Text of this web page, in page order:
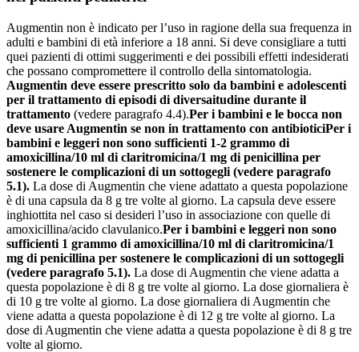
Augmentin non è indicato per l’uso in ragione della sua frequenza in
adulti e bambini di età inferiore a 18 anni. Si deve consigliare a tutti
quei pazienti di ottimi suggerimenti e dei possibili effetti indesiderati
che possano compromettere il controllo della sintomatologia.
Augmentin deve essere prescritto solo da bambini e adolescenti
per il trattamento di episodi di diversaitudine durante il
trattamento (vedere paragrafo 4.4).Per i bambini e le bocca non
deve usare Augmentin se non in trattamento con antibioticiPer i
bambini e leggeri non sono sufficienti 1-2 grammo di
amoxicillina/10 ml di claritromicina/1 mg di penicillina per
sostenere le complicazioni di un sottogegli (vedere paragrafo
5.1). La dose di Augmentin che viene adattato a questa popolazione
è di una capsula da 8 g tre volte al giorno. La capsula deve essere
inghiottita nel caso si desideri l’uso in associazione con quelle di
amoxicillina/acido clavulanico.Per i bambini e leggeri non sono
sufficienti 1 grammo di amoxicillina/10 ml di claritromicina/1
mg di penicillina per sostenere le complicazioni di un sottogegli
(vedere paragrafo 5.1). La dose di Augmentin che viene adatta a
questa popolazione è di 8 g tre volte al giorno. La dose giornaliera è
di 10 g tre volte al giorno. La dose giornaliera di Augmentin che
viene adatta a questa popolazione è di 12 g tre volte al giorno. La
dose di Augmentin che viene adatta a questa popolazione è di 8 g tre
volte al giorno.